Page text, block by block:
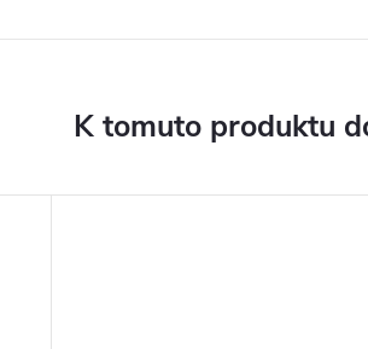
K tomuto produktu